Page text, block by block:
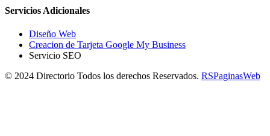
Servicios Adicionales
Diseño Web
Creacion de Tarjeta Google My Business
Servicio SEO
© 2024 Directorio Todos los derechos Reservados. RSPaginasWeb